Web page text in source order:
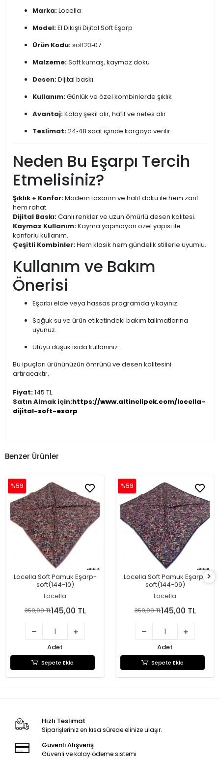
Marka:Locella
Model:El Dikişli Dijital Soft Eşarp
Ürün Kodu:soft23‑07
Malzeme:Soft kumaş, kaymaz doku
Desen:Dijital baskı
Kullanım:Günlük ve özel kombinlerde şıklık
Avantaj:Kolay şekil alır, hafif ve nefes alır
Teslimat:24‑48 saat içinde kargoya verilir
Neden Bu Eşarpı Tercih
Etmelisiniz?
Şıklık + Konfor:Modern tasarım ve hafif doku ile hem zarif
hem rahat.
Dijital Baskı:Canlı renkler ve uzun ömürlü desen kalitesi.
Kaymaz Kullanım:Kayma yapmayan özel yapısı ile
konforlu kullanım.
Çeşitli Kombinler:Hem klasik hem gündelik stillerle uyumlu.
Kullanım ve Bakım
Önerisi
Eşarbı elde veya hassas programda yıkayınız.
Soğuk su ve ürün etiketindeki bakım talimatlarına
uyunuz.
Ütüyü düşük ısıda kullanınız.
Bu ipuçları ürününüzün ömrünü ve desen kalitesini
artıracaktır.
Fiyat:145 TL
Satın Almak için:https://www.altinelipek.com/locella-
dijital-soft-esarp
Benzer Ürünler
Locella Soft Pamuk Eşarp-
soft(144-10)
Locella
%59
350,00 TL145,00 TL
Adet
Sepete Ekle
Locella Soft Pamuk Eşarp-
soft(144-09)
Locella
%59
350,00 TL145,00 TL
Adet
Sepete Ekle
Hızlı Teslimat
Siparişleriniz en kısa sürede elinize ulaşır.
Güvenli Alışveriş
Güvenli ve kolay ödeme sistemi